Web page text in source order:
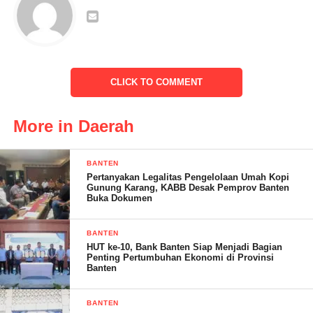
bagaimana menunjukan pemilu yang aman yang tetap menjaga
Bingkai Negara Kesatuan Republik Indonesia,” ungkap
Kadivhumas mengingatkan, menjaga kondusifitas adalah tugas
CLICK TO COMMENT
More in Daerah
BANTEN
Pertanyakan Legalitas Pengelolaan Umah Kopi
Gunung Karang, KABB Desak Pemprov Banten
Buka Dokumen
BANTEN
HUT ke-10, Bank Banten Siap Menjadi Bagian
Penting Pertumbuhan Ekonomi di Provinsi
Banten
BANTEN